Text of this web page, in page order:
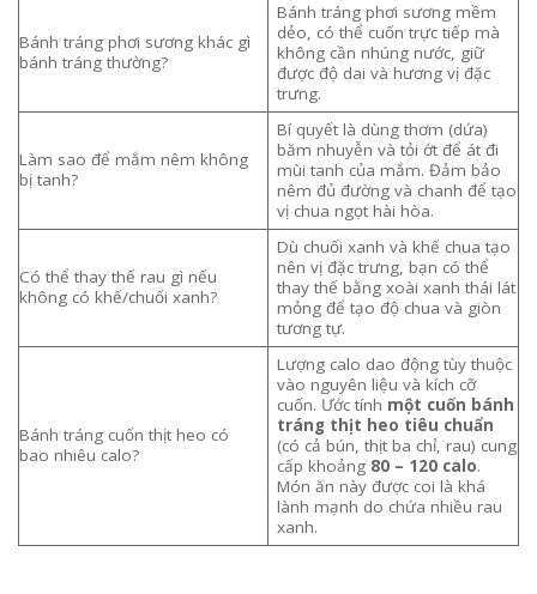
Bánh tráng phơi sương khác gì
bánh tráng thường?
Bánh tráng phơi sương mềm
dẻo, có thể cuốn trực tiếp mà
không cần nhúng nước, giữ
được độ dai và hương vị đặc
trưng.
Làm sao để mắm nêm không
bị tanh?
Bí quyết là dùng thơm (dứa)
băm nhuyễn và tỏi ớt để át đi
mùi tanh của mắm. Đảm bảo
nêm đủ đường và chanh để tạo
vị chua ngọt hài hòa.
Có thể thay thế rau gì nếu
không có khế/chuối xanh?
Dù chuối xanh và khế chua tạo
nên vị đặc trưng, bạn có thể
thay thế bằng xoài xanh thái lát
mỏng để tạo độ chua và giòn
tương tự.
Bánh tráng cuốn thịt heo có
bao nhiêu calo?
Lượng calo dao động tùy thuộc
vào nguyên liệu và kích cỡ
cuốn. Ước tính một cuốn bánh
tráng thịt heo tiêu chuẩn
(có cả bún, thịt ba chỉ, rau) cung
cấp khoảng 80 – 120 calo.
Món ăn này được coi là khá
lành mạnh do chứa nhiều rau
xanh.